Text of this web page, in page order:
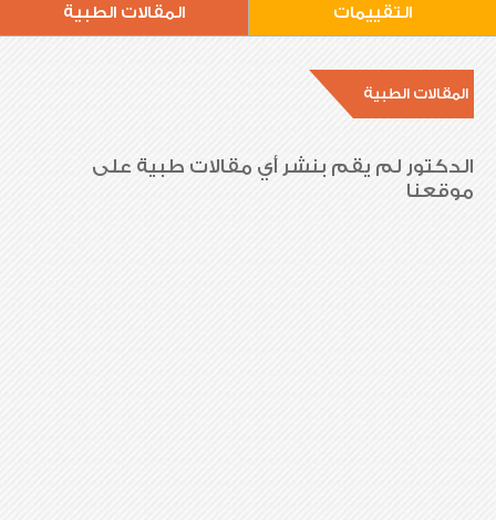
التقييمات المقالات الطبية
المقالات الطبية
الدكتور لم يقم بنشر أي مقالات طبية على
موقعنا